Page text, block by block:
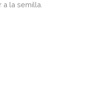
a la semilla.